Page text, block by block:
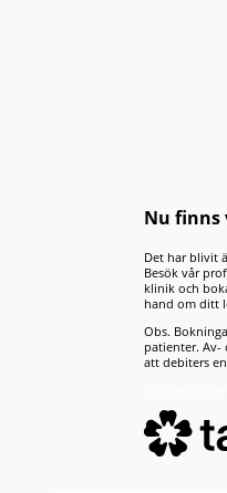
De flesta känner
lungor och hjärta
vet inte hur stor
Nu finns
Det har blivit
Besök vår
klinik och
hand om ditt
Obs.
patienter.
att debiters